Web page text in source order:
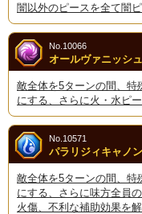
闇以外のピースを全て闇
オールヴァニッシュ
No.10066
敵全体を5ターンの間、特
にする、さらに火・水ピ
パラリジィキャノン
No.10571
敵全体を5ターンの間、特
にする、さらに味方全員
火傷、不利な補助効果を